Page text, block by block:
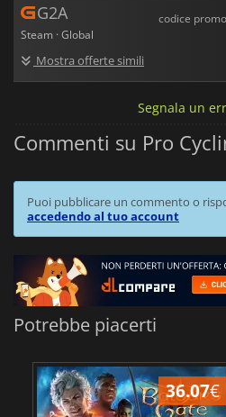
G2A
Steam · Global
Mostra offerte simili
codice
Segnala un
Commenti su Pro
Puoi pubblicare un commento o
accedendo al tuo account
Potrebbe piacerti
36.07€